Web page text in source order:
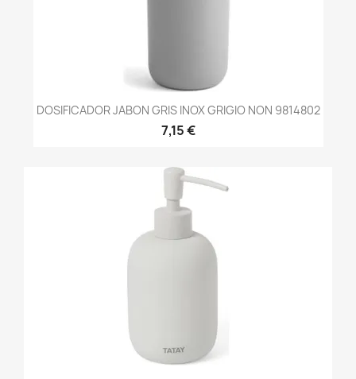
DOSIFICADOR JABON GRIS INOX GRIGIO NON 9814802
7,15 €